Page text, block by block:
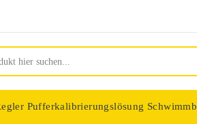
Pufferkalibrierungslösung